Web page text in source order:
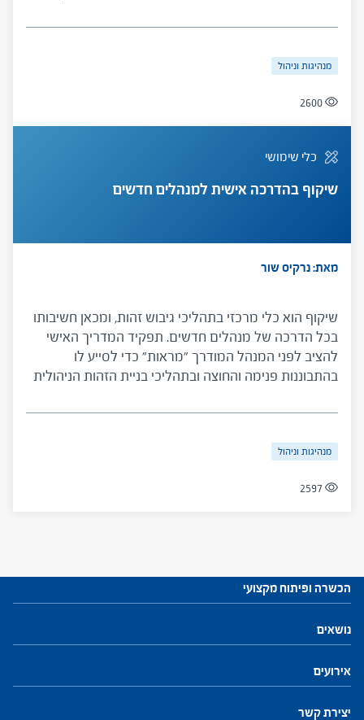
מדריכים אישיים למנהלי בתי ספר בראשית דרכם, נועד
המסגרת והתוכן של הפגישה הראשונה.
מנהיגות וניהול
2600
כלי שימושי
שיקוף בהדרכה אישית למנהלים חדשים
מאת: נרקיס שור
שיקוף הוא כלי מרכזי בתהליכי גיבוש זהות, ומכאן חשיבותו
בכל הדרכה של מנהלים חדשים. תפקיד המדריך האישי
להציב לפני המנהל המודרך "מראות" כדי לסייע לו
בהתבוננות פנימה והחוצה ובתהליכי בניית הזהות הניהולית
ועקרונות עבודה למדריך האישי.
מנהיגות וניהול
2597
הכשרה ופיתוח מקצועי
התוכנית להכשרת מנהלי בתי ספר
פיתוח מקצועי למנהלים ולמנהלות
פיתוח מקצועי למפקחים ולמפקחות
נושאים
התמקדות ביחיד
אירועים
יצירת קשר